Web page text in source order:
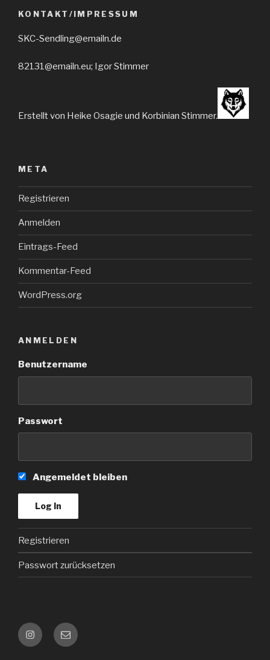
KONTAKT/IMPRESSUM
SKC-Sendling@emailn.de
82131@emailn.eu; Igor Stimmer
Erstellt von Heike Osagie und Korbinian Stimmer.
META
Registrieren
Anmelden
Eintrags-Feed
Kommentar-Feed
WordPress.org
ANMELDEN
Benutzername
Passwort
Angemeldet bleiben
Registrieren
Passwort zurücksetzen
InstagramKontakt
e-